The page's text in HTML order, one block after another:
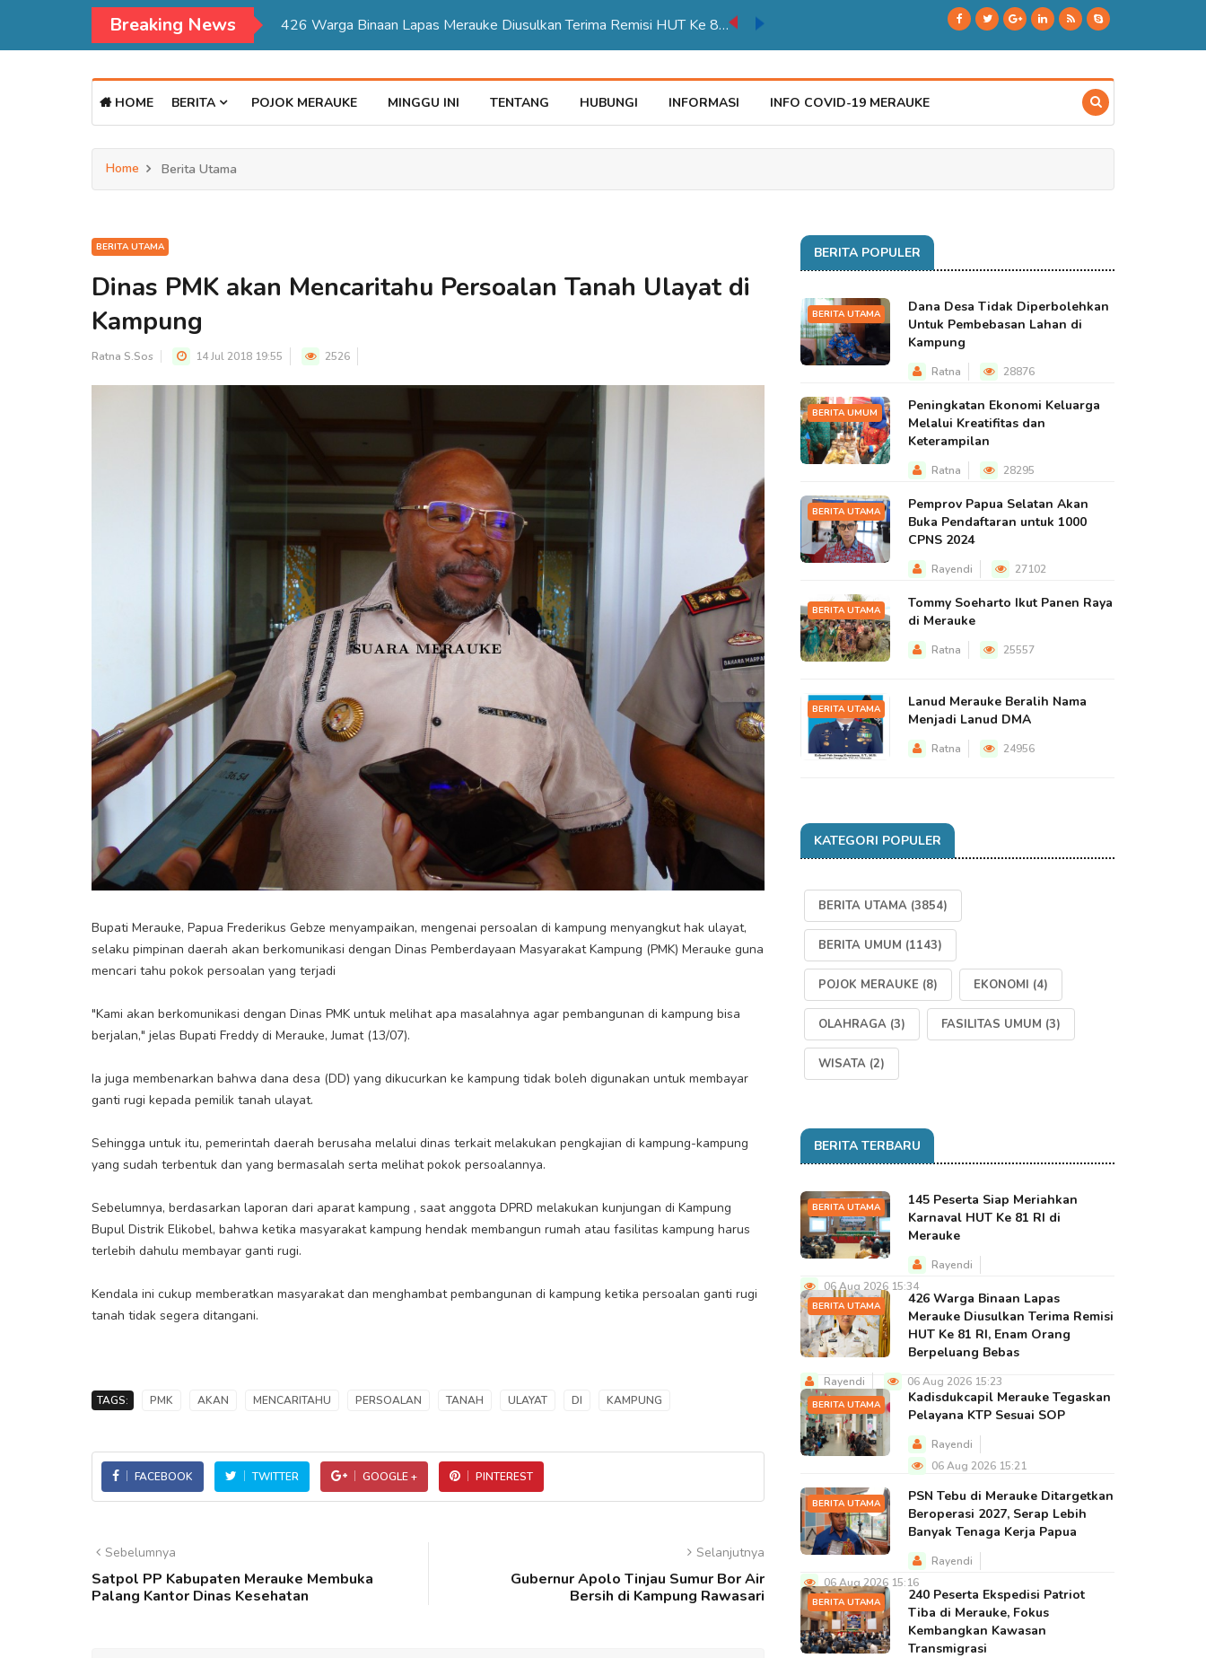
Breaking News Kadisdukcapil Merauke Tegaskan Pelayana KTP Sesuai SOP
HOME BERITA POJOK MERAUKE MINGGU INI TENTANG HUBUNGI INFORMASI INFO COVID-19 MERAUKE
Home Berita Utama
BERITA UTAMA
Dinas PMK akan Mencaritahu Persoalan Tanah Ulayat di
Kampung
Ratna S.Sos 14 Jul 2018 19:55 2526
Bupati Merauke, Papua Frederikus Gebze menyampaikan, mengenai persoalan di kampung menyangkut hak ulayat,
selaku pimpinan daerah akan berkomunikasi dengan Dinas Pemberdayaan Masyarakat Kampung (PMK) Merauke guna
mencari tahu pokok persoalan yang terjadi
"Kami akan berkomunikasi dengan Dinas PMK untuk melihat apa masalahnya agar pembangunan di kampung bisa
berjalan," jelas Bupati Freddy di Merauke, Jumat (13/07).
Ia juga membenarkan bahwa dana desa (DD) yang dikucurkan ke kampung tidak boleh digunakan untuk membayar
ganti rugi kepada pemilik tanah ulayat.
Sehingga untuk itu, pemerintah daerah berusaha melalui dinas terkait melakukan pengkajian di kampung-kampung
yang sudah terbentuk dan yang bermasalah serta melihat pokok persoalannya.
Sebelumnya, berdasarkan laporan dari aparat kampung , saat anggota DPRD melakukan kunjungan di Kampung
Bupul Distrik Elikobel, bahwa ketika masyarakat kampung hendak membangun rumah atau fasilitas kampung harus
terlebih dahulu membayar ganti rugi.
Kendala ini cukup memberatkan masyarakat dan menghambat pembangunan di kampung ketika persoalan ganti rugi
tanah tidak segera ditangani.
TAGS: PMK AKAN MENCARITAHU PERSOALAN TANAH ULAYAT DI KAMPUNG
FACEBOOK TWITTER GOOGLE + PINTEREST
Sebelumnya
Satpol PP Kabupaten Merauke Membuka
Palang Kantor Dinas Kesehatan
Selanjutnya
Gubernur Apolo Tinjau Sumur Bor Air
Bersih di Kampung Rawasari
BERITA POPULER
BERITA UTAMA
Dana Desa Tidak Diperbolehkan
Untuk Pembebasan Lahan di
Kampung
Ratna 28876
BERITA UMUM
Peningkatan Ekonomi Keluarga
Melalui Kreatifitas dan
Keterampilan
Ratna 28295
BERITA UTAMA
Pemprov Papua Selatan Akan
Buka Pendaftaran untuk 1000
CPNS 2024
Rayendi 27102
BERITA UTAMA
Tommy Soeharto Ikut Panen Raya
di Merauke
Ratna 25557
BERITA UTAMA
Lanud Merauke Beralih Nama
Menjadi Lanud DMA
Ratna 24956
KATEGORI POPULER
BERITA UTAMA (3854)
BERITA UMUM (1143)
POJOK MERAUKE (8) EKONOMI (4)
OLAHRAGA (3) FASILITAS UMUM (3)
WISATA (2)
BERITA TERBARU
BERITA UTAMA
145 Peserta Siap Meriahkan
Karnaval HUT Ke 81 RI di
Merauke
Rayendi
06 Aug 2026 15:34
BERITA UTAMA
426 Warga Binaan Lapas
Merauke Diusulkan Terima Remisi
HUT Ke 81 RI, Enam Orang
Berpeluang Bebas
Rayendi 06 Aug 2026 15:23
BERITA UTAMA
Kadisdukcapil Merauke Tegaskan
Pelayana KTP Sesuai SOP
Rayendi
06 Aug 2026 15:21
BERITA UTAMA
PSN Tebu di Merauke Ditargetkan
Beroperasi 2027, Serap Lebih
Banyak Tenaga Kerja Papua
Rayendi
06 Aug 2026 15:16
BERITA UTAMA
240 Peserta Ekspedisi Patriot
Tiba di Merauke, Fokus
Kembangkan Kawasan
Transmigrasi